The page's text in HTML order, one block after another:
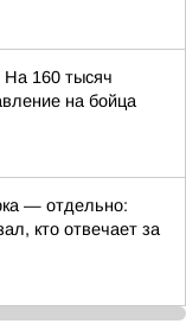
160 тысяч
на бойца
— отдельно:
кто отвечает за